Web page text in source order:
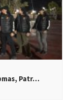
Patr…